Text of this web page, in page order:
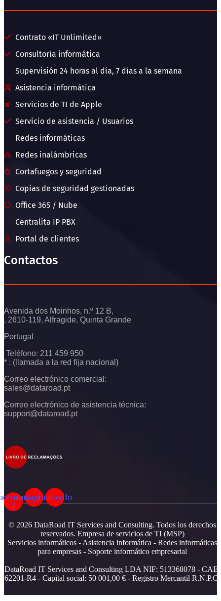
Contrato «IT Unlimited»
Consultoría informática
Supervisión 24 horas al día, 7 días a la semana
Asistencia informática
Servicios de TI de Apple
Servicio de asistencia / Usuarios
Redes informáticas
Redes inalámbricas
Cortafuegos y seguridad
Copias de seguridad gestionadas
Office 365 / Nube
Centralita IP PBX
Portal de clientes
Contactos
Avenida dos Moinhos, n.º 12 B,
, 2610-119, Alfragide, Quinta Grande
Portugal
Teléfono: 211 459 950
* : (llamada a la red fija nacional)
Correo electrónico comercial:
sales@dataroad.pt
Correo electrónico de asistencia técnica:
support@dataroad.pt
f
InstagramLinkedIn
© 2026 DataRoad IT Services and Consulting. Todos los derechos
reservados. Empresa de servicios de TI (MSP)
Servicios informáticos - Asistencia informática - Redes informáticas
para empresas - Soporte informático empresarial
DataRoad IT Services and Consulting LDA NIF: 513368078 - CAE:
62201-R4 - Capital social: 50 001,00 € - Registro Mercantil R.N.P.C.